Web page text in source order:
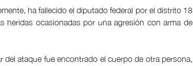
ha fallecido el diputado federal por el distrito 18
heridas ocasionadas por una agresión con arma de
ataque fue encontrado el cuerpo de otra persona,